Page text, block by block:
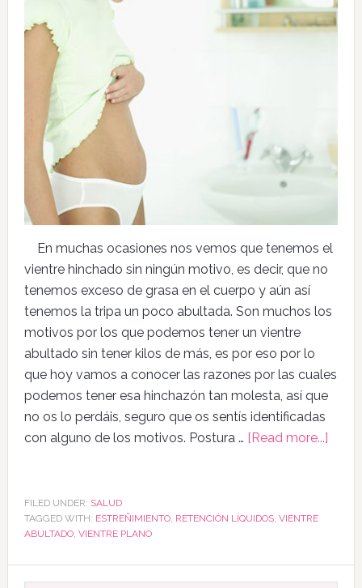
En muchas ocasiones nos vemos que tenemos el
vientre hinchado sin ningún motivo, es decir, que no
tenemos exceso de grasa en el cuerpo y aún así
tenemos la tripa un poco abultada. Son muchos los
motivos por los que podemos tener un vientre
abultado sin tener kilos de más, es por eso por lo
que hoy vamos a conocer las razones por las cuales
podemos tener esa hinchazón tan molesta, así que
no os lo perdáis, seguro que os sentís identificadas
con alguno de los motivos. Postura … [Read more...]
FILED UNDER: SALUD
TAGGED WITH: ESTREÑIMIENTO, RETENCIÓN LÍQUIDOS, VIENTRE
ABULTADO, VIENTRE PLANO